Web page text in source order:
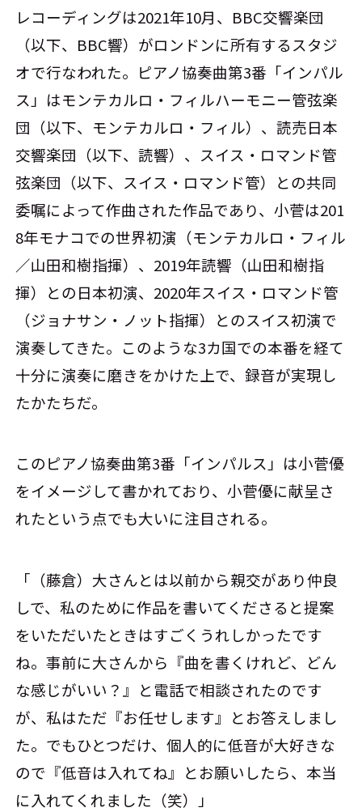
レコーディングは2021年10月、BBC交響楽団
（以下、BBC響）がロンドンに所有するスタジ
オで行なわれた。ピアノ協奏曲第3番「インパル
ス」はモンテカルロ・フィルハーモニー管弦楽
団（以下、モンテカルロ・フィル）、読売日本
交響楽団（以下、読響）、スイス・ロマンド管
弦楽団（以下、スイス・ロマンド管）との共同
委嘱によって作曲された作品であり、小菅は201
8年モナコでの世界初演（モンテカルロ・フィル
／山田和樹指揮）、2019年読響（山田和樹指
揮）との日本初演、2020年スイス・ロマンド管
（ジョナサン・ノット指揮）とのスイス初演で
演奏してきた。このような3カ国での本番を経て
十分に演奏に磨きをかけた上で、録音が実現し
たかたちだ。
このピアノ協奏曲第3番「インパルス」は小菅優
をイメージして書かれており、小菅優に献呈さ
れたという点でも大いに注目される。
「（藤倉）大さんとは以前から親交があり仲良
しで、私のために作品を書いてくださると提案
をいただいたときはすごくうれしかったです
ね。事前に大さんから『曲を書くけれど、どん
な感じがいい？』と電話で相談されたのです
が、私はただ『お任せします』とお答えしまし
た。でもひとつだけ、個人的に低音が大好きな
ので『低音は入れてね』とお願いしたら、本当
に入れてくれました（笑）」